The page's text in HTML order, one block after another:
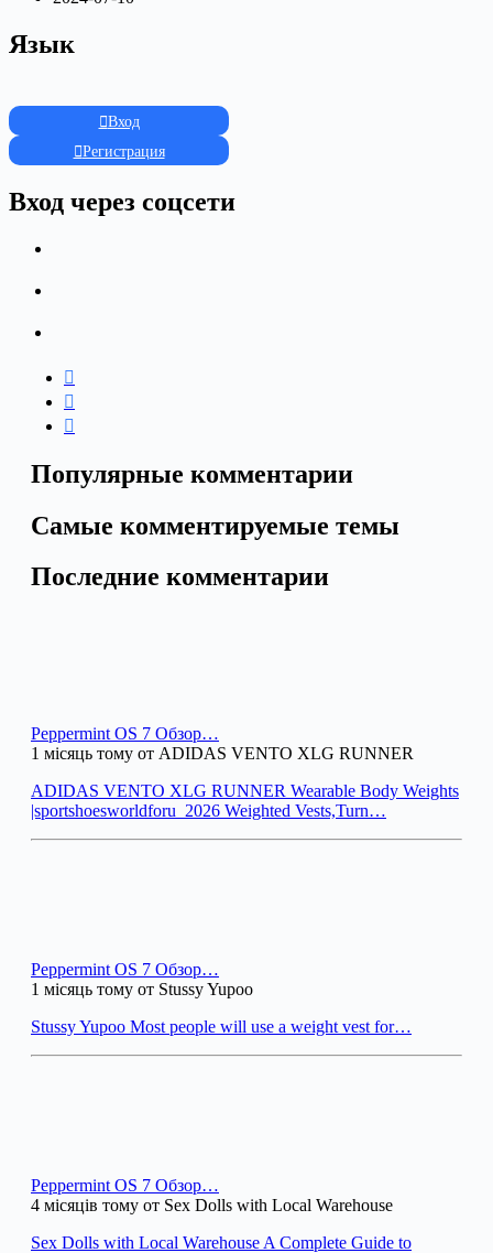
Язык
Вход
Регистрация
Вход через соцсети
Популярные комментарии
Самые комментируемые темы
Последние комментарии
Peppermint OS 7 Обзор…
1 місяць тому от ADIDAS VENTO XLG RUNNER
ADIDAS VENTO XLG RUNNER Wearable Body Weights
|sportshoesworldforu_2026 Weighted Vests,Turn…
Peppermint OS 7 Обзор…
1 місяць тому от Stussy Yupoo
Stussy Yupoo Most people will use a weight vest for…
Peppermint OS 7 Обзор…
4 місяців тому от Sex Dolls with Local Warehouse
Sex Dolls with Local Warehouse A Complete Guide to